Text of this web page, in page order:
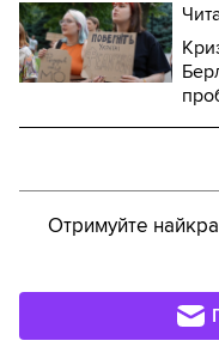
Отримуйте